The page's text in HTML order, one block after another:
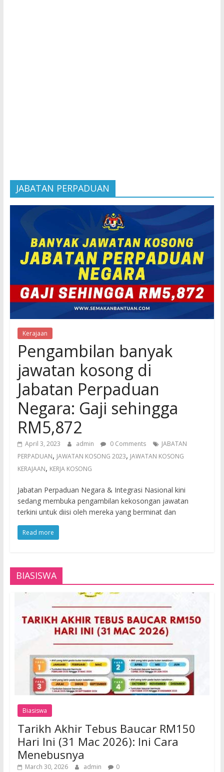
JABATAN PERPADUAN
Kerajaan
Pengambilan banyak
jawatan kosong di
Jabatan Perpaduan
Negara: Gaji sehingga
RM5,872
April 3, 2023 admin 0 Comments
JABATAN
PERPADUAN, JAWATAN KOSONG 2023, JAWATAN KOSONG
KERAJAAN, KERJA KOSONG
Jabatan Perpaduan Negara & Integrasi Nasional kini
sedang membuka pengambilan kekosongan jawatan
terkini untuk diisi oleh mereka yang berminat dan
Read more
BIASISWA
Biasiswa
Tarikh Akhir Tebus Baucar RM150
Hari Ini (31 Mac 2026): Ini Cara
Menebusnya
March 30, 2026 admin 0